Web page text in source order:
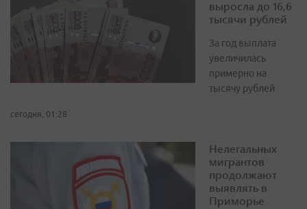
выросла до 16,6
тысячи рублей
За год выплата
увеличилась
примерно на
тысячу рублей
сегодня, 01:28
Нелегальных
мигрантов
продолжают
выявлять в
Приморье